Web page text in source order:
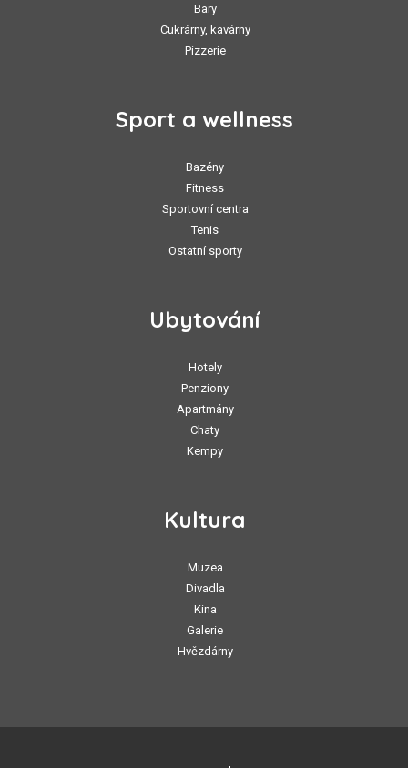
Bary
Cukrárny, kavárny
Pizzerie
Sport a wellness
Bazény
Fitness
Sportovní centra
Tenis
Ostatní sporty
Ubytování
Hotely
Penziony
Apartmány
Chaty
Kempy
Kultura
Muzea
Divadla
Kina
Galerie
Hvězdárny